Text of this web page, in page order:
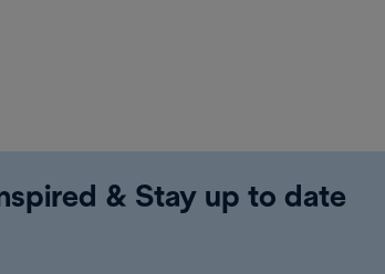
& Stay up to date